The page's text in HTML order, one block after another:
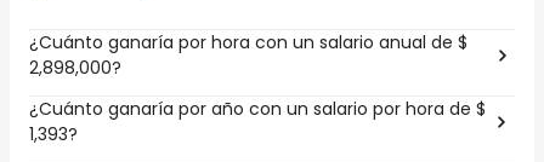
¿Cuánto ganaría por hora con un salario anual de $
2,898,000?
¿Cuánto ganaría por año con un salario por hora de $
1,393?